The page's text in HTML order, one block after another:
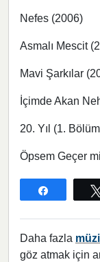
Nefes (2006)
Asmalı Mescit
Mavi Şarkılar
İçimde Akan
20. Yıl (1.
Öpsem Geçer
Daha fazla
göz atmak için